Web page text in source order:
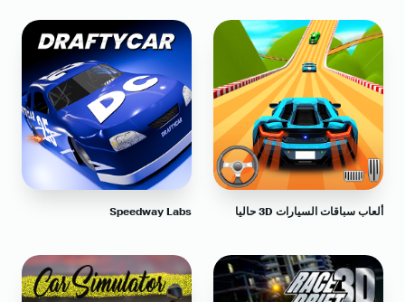
ألعاب سباقات السيارات 3D حاليا Speedway Labs